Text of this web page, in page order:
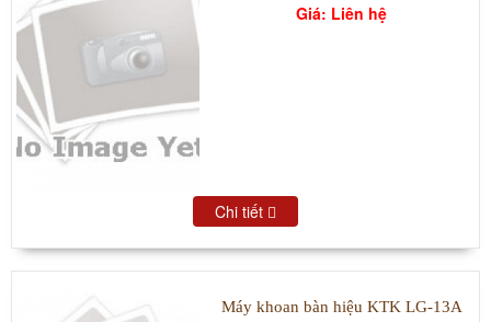
Giá: Liên hệ
Chi tiết
Máy khoan bàn hiệu KTK LG-13A